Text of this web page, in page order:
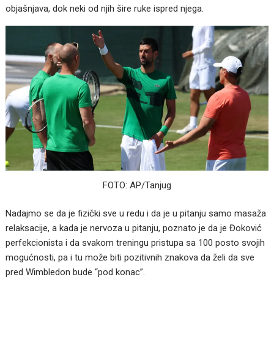
objašnjava, dok neki od njih šire ruke ispred njega.
FOTO: AP/Tanjug
Nadajmo se da je fizički sve u redu i da je u pitanju samo masaža
relaksacije, a kada je nervoza u pitanju, poznato je da je Đoković
perfekcionista i da svakom treningu pristupa sa 100 posto svojih
mogućnosti, pa i tu može biti pozitivnih znakova da želi da sve
pred Wimbledon bude “pod konac”.